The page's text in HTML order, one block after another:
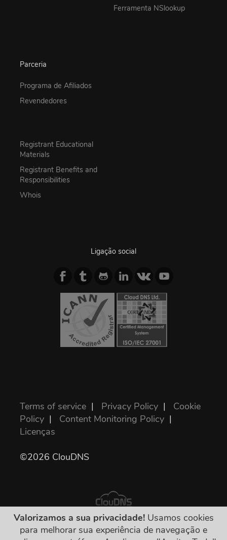
Ferramenta NSlookup
Parceria
Programa de Afiliados
Revendedores
Registrant Educational
Materials
Registrant Benefits and
Responsibilities
Whois
Ligação social
Terms of service | Privacy Policy | Cookie
Policy | Content Monitoring Policy |
Licenças
©2026 ClouDNS
Todos os preços são finais e incluem todas as
Valorizamos a sua privacidade!Usamos cookies
para melhorar sua experiência de navegação e